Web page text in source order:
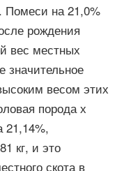
Помеси на 21,0%
рождения
вес местных
значительное
весом этих
порода х
21,14%,
кг, и это
скота в